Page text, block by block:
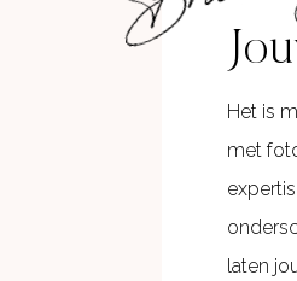
Het is
met
laten